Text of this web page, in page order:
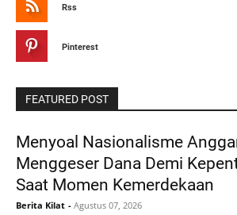
Rss
Pinterest
FEATURED POST
Menyoal Nasionalisme
Menggeser Dana Demi
Saat Momen Kemerdekaan
Berita Kilat - Agustus 07, 2026